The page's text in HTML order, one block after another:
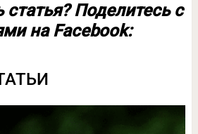
Поделитесь с
на Facebook: